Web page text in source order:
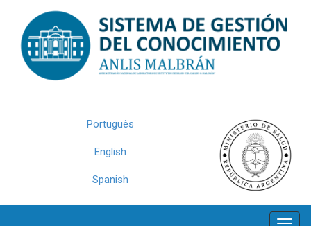
navigation
Português
English
Spanish